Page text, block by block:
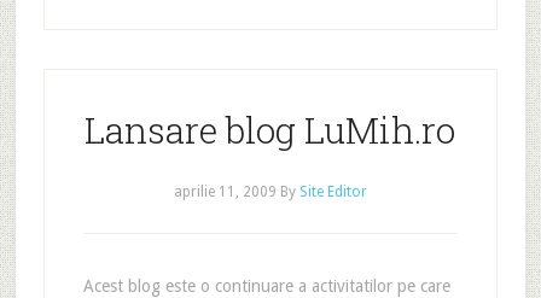
Lansare blog LuMih.ro
aprilie 11, 2009 By Site Editor
Acest blog este o continuare a activitatilor pe care